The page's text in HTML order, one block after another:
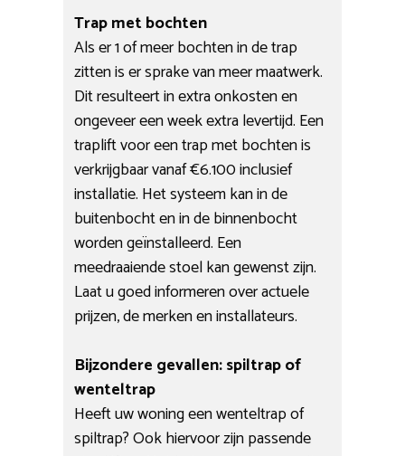
Trap met bochten
Als er 1 of meer bochten in de trap
zitten is er sprake van meer maatwerk.
Dit resulteert in extra onkosten en
ongeveer een week extra levertijd. Een
traplift voor een trap met bochten is
verkrijgbaar vanaf €6.100 inclusief
installatie. Het systeem kan in de
buitenbocht en in de binnenbocht
worden geïnstalleerd. Een
meedraaiende stoel kan gewenst zijn.
Laat u goed informeren over actuele
prijzen, de merken en installateurs.
Bijzondere gevallen: spiltrap of
wenteltrap
Heeft uw woning een wenteltrap of
spiltrap? Ook hiervoor zijn passende